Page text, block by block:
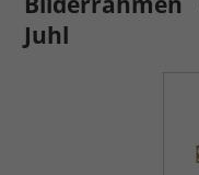
Juhl